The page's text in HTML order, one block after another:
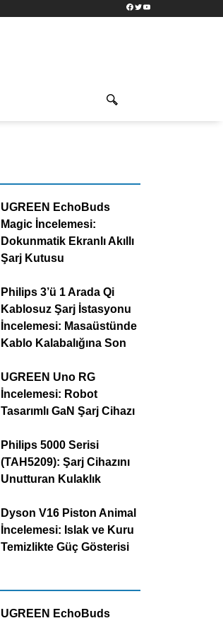
Facebook
TwitterYouTube
UGREEN EchoBuds
Magic İncelemesi:
Dokunmatik Ekranlı Akıllı
Şarj Kutusu
Philips 3’ü 1 Arada Qi
Kablosuz Şarj İstasyonu
İncelemesi: Masaüstünde
Kablo Kalabalığına Son
UGREEN Uno RG
İncelemesi: Robot
Tasarımlı GaN Şarj Cihazı
Philips 5000 Serisi
(TAH5209): Şarj Cihazını
Unutturan Kulaklık
Dyson V16 Piston Animal
İncelemesi: Islak ve Kuru
Temizlikte Güç Gösterisi
UGREEN EchoBuds